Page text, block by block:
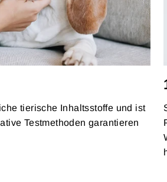
tierische Inhaltsstoffe und ist
Testmethoden garantieren